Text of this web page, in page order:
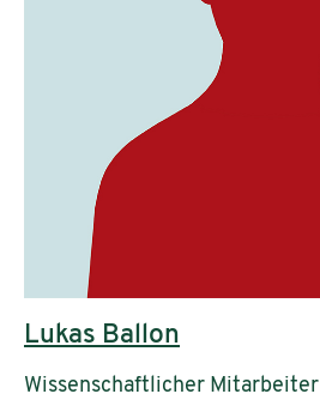
Lukas Ballon
Wissenschaftlicher Mitarbeiter